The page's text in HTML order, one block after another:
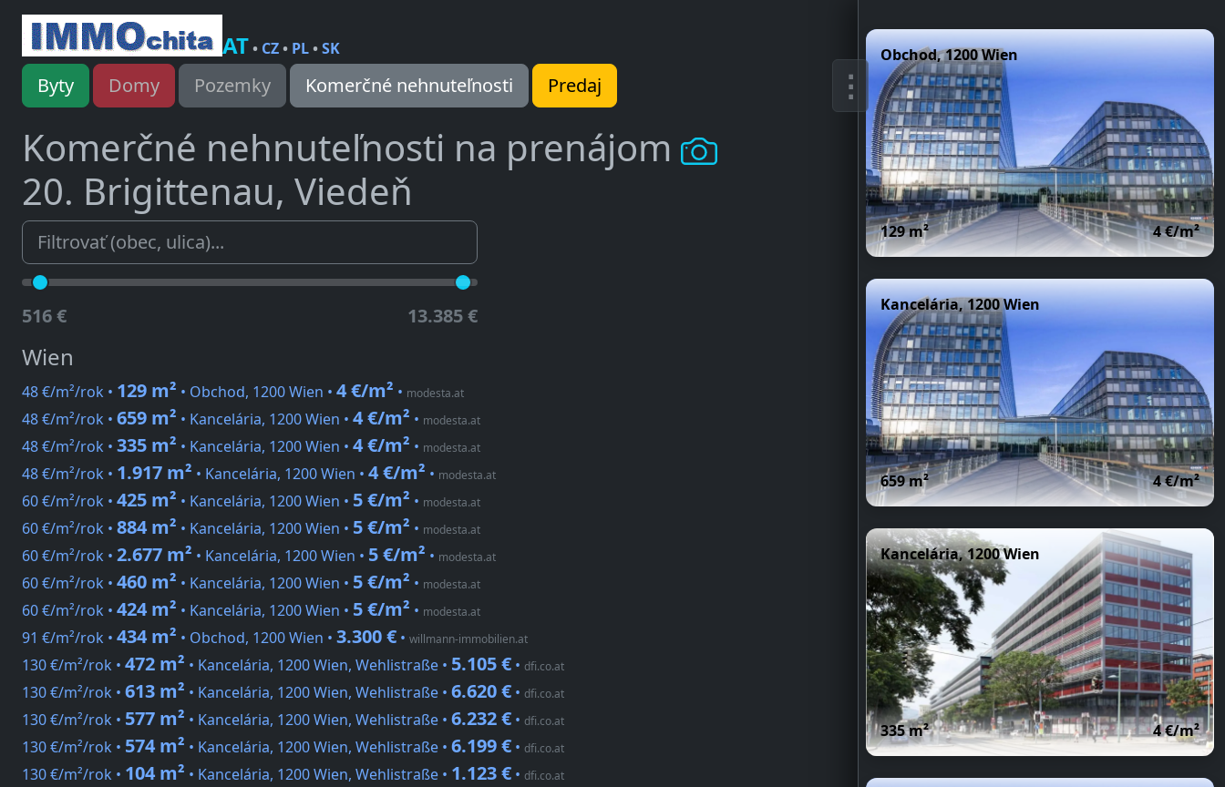
AT• CZ• PL•SK
Byty Domy Pozemky Komerčné nehnuteľnosti Predaj
Komerčné nehnuteľnosti na prenájom
20. Brigittenau, Viedeň
516 € 13.385 €
Wien
48 €/m²/rok • 129 m² • Obchod, 1200 Wien • 4 €/m² • modesta.at
48 €/m²/rok • 659 m² • Kancelária, 1200 Wien • 4 €/m² • modesta.at
48 €/m²/rok • 335 m² • Kancelária, 1200 Wien • 4 €/m² • modesta.at
48 €/m²/rok • 1.917 m² • Kancelária, 1200 Wien • 4 €/m² • modesta.at
60 €/m²/rok • 425 m² • Kancelária, 1200 Wien • 5 €/m² • modesta.at
60 €/m²/rok • 884 m² • Kancelária, 1200 Wien • 5 €/m² • modesta.at
60 €/m²/rok • 2.677 m² • Kancelária, 1200 Wien • 5 €/m² • modesta.at
60 €/m²/rok • 460 m² • Kancelária, 1200 Wien • 5 €/m² • modesta.at
60 €/m²/rok • 424 m² • Kancelária, 1200 Wien • 5 €/m² • modesta.at
91 €/m²/rok • 434 m² • Obchod, 1200 Wien • 3.300 € • willmann-immobilien.at
130 €/m²/rok • 472 m² • Kancelária, 1200 Wien, Wehlistraße • 5.105 € • dfi.co.at
130 €/m²/rok • 613 m² • Kancelária, 1200 Wien, Wehlistraße • 6.620 € • dfi.co.at
130 €/m²/rok • 577 m² • Kancelária, 1200 Wien, Wehlistraße • 6.232 € • dfi.co.at
130 €/m²/rok • 574 m² • Kancelária, 1200 Wien, Wehlistraße • 6.199 € • dfi.co.at
130 €/m²/rok • 104 m² • Kancelária, 1200 Wien, Wehlistraße • 1.123 € • dfi.co.at